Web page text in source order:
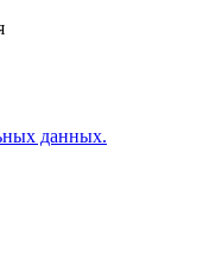
данных.